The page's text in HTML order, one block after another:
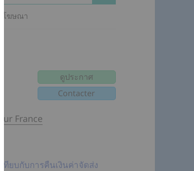
โฆษณา
France
ยบกับการคืนเงินค่าจัดส่ง
ดูประกาศ